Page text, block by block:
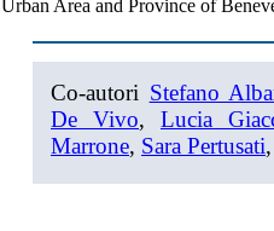
Urban Area and Province of
Co-autori Stefano
De Vivo, Lucia
Marrone, Sara Pertusati